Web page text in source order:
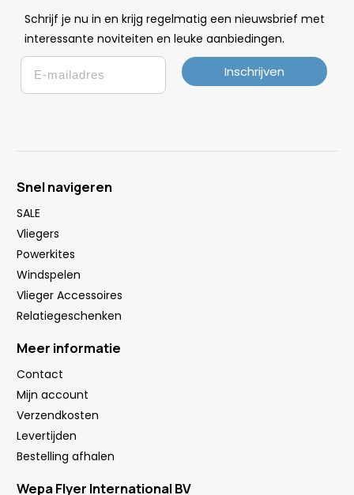
Schrijf je nu in en krijg regelmatig een nieuwsbrief met
interessante noviteiten en leuke aanbiedingen.
Email
Inschrijven
Snel navigeren
SALE
Vliegers
Powerkites
Windspelen
Vlieger Accessoires
Relatiegeschenken
Meer informatie
Contact
Mijn account
Verzendkosten
Levertijden
Bestelling afhalen
Wepa Flyer International BV